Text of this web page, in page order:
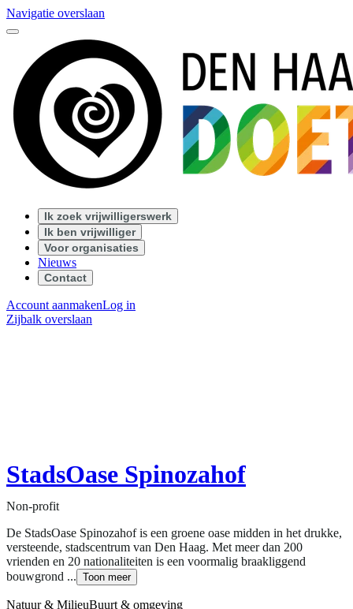
Navigatie overslaan
Ik zoek vrijwilligerswerk
Ik ben vrijwilliger
Voor organisaties
Nieuws
Contact
Account aanmakenLog in
Zijbalk overslaan
StadsOase Spinozahof
Non-profit
De StadsOase Spinozahof is een groene oase midden in het drukke,
versteende, stadscentrum van Den Haag. Met meer dan 200
vrienden en 20 nationaliteiten is een voormalig braakliggend
bouwgrond ... Toon meer
Natuur & MilieuBuurt & omgeving